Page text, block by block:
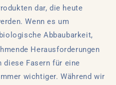
dar, die heute
Wenn es um
Abbaubarkeit,
Herausforderungen
diese Fasern für eine
wichtiger. Während wir